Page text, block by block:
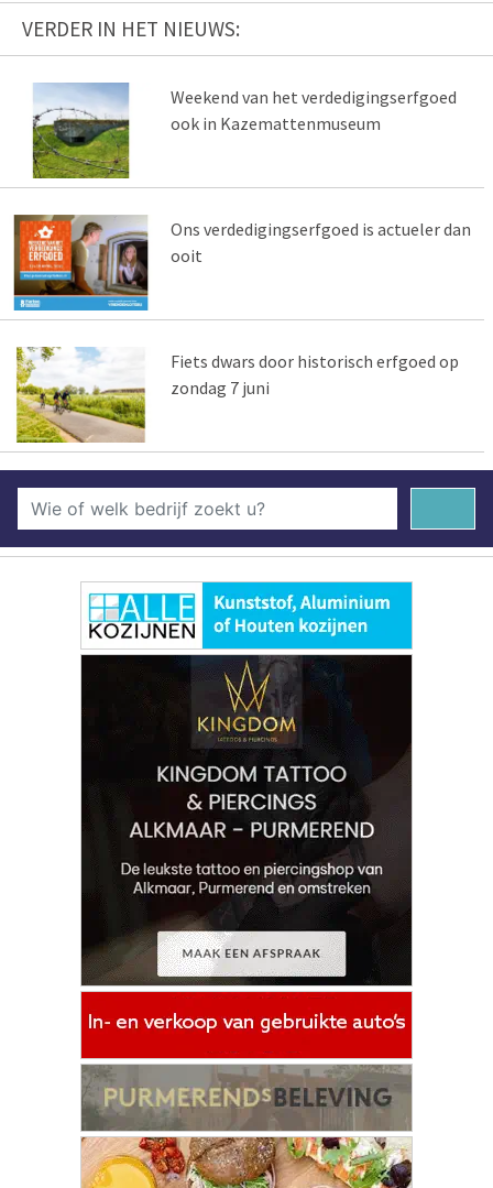
VERDER IN HET NIEUWS:
Weekend van het verdedigingserfgoed
ook in Kazemattenmuseum
Ons verdedigingserfgoed is actueler dan
ooit
Fiets dwars door historisch erfgoed op
zondag 7 juni